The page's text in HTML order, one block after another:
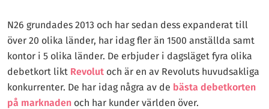
klickar på eller ansöker via länkar på sidan. Denna ersättning
bidrar till att finansiera driften av tjänsten, men har ingen
påverkan på våra bedömningar eller rekommendationer. Vårt
innehåll baseras på objektiva kriterier och redaktionella
bedömningar.
N26 grundades 2013 och har sedan dess expanderat till
över 20 olika länder, har idag fler än 1500 anställda samt
kontor i 5 olika länder. De erbjuder i dagsläget fyra olika
debetkort likt Revolut och är en av Revoluts huvudsakliga
konkurrenter. De har idag några av de bästa debetkorten
på marknaden och har kunder världen över.